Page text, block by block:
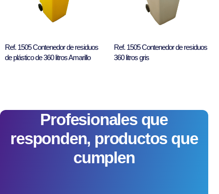
Ref. 1505 Contenedor de residuos
de plástico de 360 litros Amarillo
Ref. 1505 Contenedor de residuos
360 litros gris
Profesionales que
responden, productos que
cumplen